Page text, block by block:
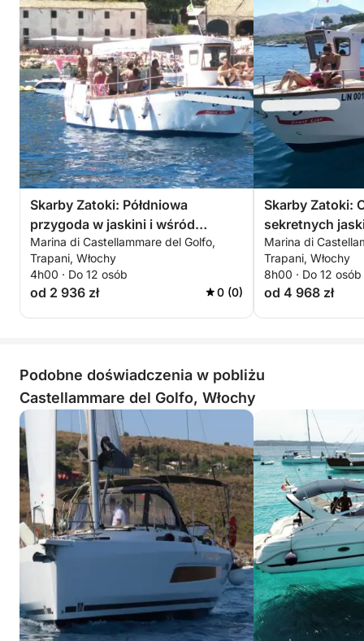
możesz cieszyć się typowymi sycylijskimi
makaronami na pokładzie. Z ostatnim przystankiem
na ostatnią kąpiel w błękicie przed powrotem, ten
dzień będzie wirem zabawy, relaksu i świętowania,
wieczoru kawalerskiego/panieńskiego, o jakim
zawsze marzyłeś, zanurzonego w splendorze Morza
Śródziemnego
Skarby Zatoki: Półdniowa
przygoda w jaskini i wśród
tuńczyków
Marina di Castellammare del Golfo,
Trapani, Włochy
4h00 · Do 12 osób
od 2 936 zł 0 (0)
Skarby Zatoki:
sekretnych
historyczne
nieskończony
Marina di
Trapani, Włochy
8h00 · Do 12 osób
od 4 968 zł
Podobne doświadczenia w pobliżu
Castellammare del Golfo, Włochy